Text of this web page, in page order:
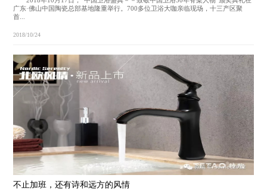
广东·佛山中国陶瓷总部基地隆重举行。700多位卫浴大咖亲临现场，十三产区聚
首...
2018/10/24
不止加班，还有诗和远方的风情